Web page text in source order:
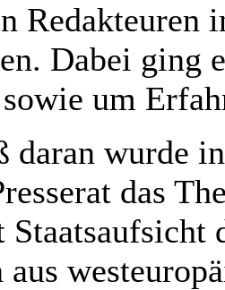
Redakteuren
Dabei ging
um
daran wurde
das
aus